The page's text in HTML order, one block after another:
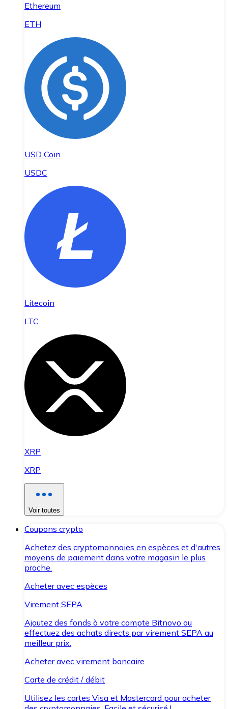
Ethereum
ETH
USD Coin
USDC
Litecoin
LTC
XRP
XRP
Voir toutes
Coupons crypto
Achetez des cryptomonnaies en espèces et d'autres
moyens de paiement dans votre magasin le plus
proche.
Acheter avec espèces
Virement SEPA
Ajoutez des fonds à votre compte Bitnovo ou
effectuez des achats directs par virement SEPA au
meilleur prix.
Acheter avec virement bancaire
Carte de crédit / débit
Utilisez les cartes Visa et Mastercard pour acheter